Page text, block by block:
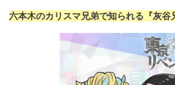
六本木のカリスマ兄弟で知られる『灰谷